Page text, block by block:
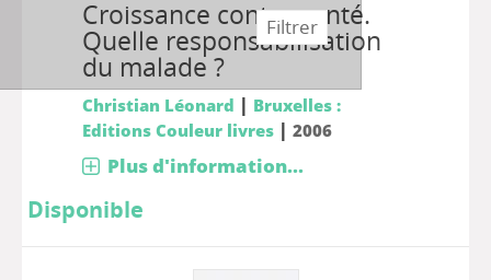
Croissance contre santé.
Quelle responsabilisation
du malade ?
Christian Léonard | Bruxelles :
Editions Couleur livres| 2006
Plus d'information...
Disponible